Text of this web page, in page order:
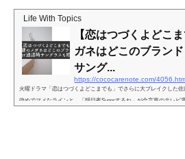
Life With Topics
【恋はつづくよどこ
ガネはどこのブラン
サング...
https://cococarenote.com/
火曜ドラマ「恋はつづくよどこまでも」でさらに大ブレイクした
強めでマメなラインと、「明日夜Sugerするね」が合言葉のテレビ